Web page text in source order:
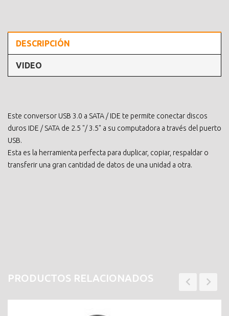
DESCRIPCIÓN
VIDEO
Este conversor USB 3.0 a SATA / IDE te permite conectar discos
duros IDE / SATA de 2.5 "/ 3.5" a su computadora a través del puerto
USB.
Esta es la herramienta perfecta para duplicar, copiar, respaldar o
transferir una gran cantidad de datos de una unidad a otra.
PRODUCTOS RELACIONADOS